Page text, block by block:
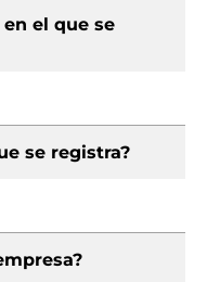
el que se
se registra?